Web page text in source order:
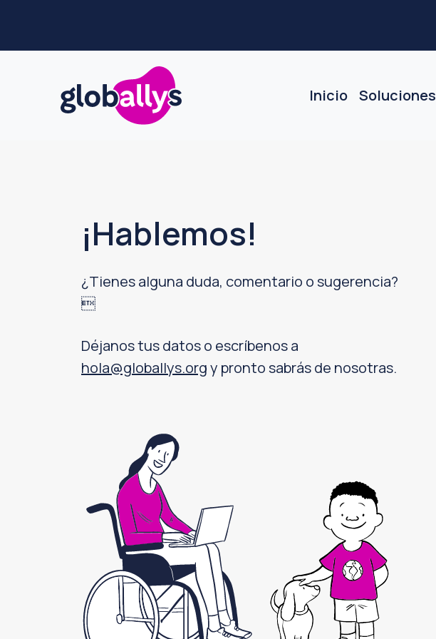
Inicio Soluciones
Buscar:
¡Hablemos!
¿Tienes alguna duda, comentario o sugerencia?

Déjanos tus datos o escríbenos a
hola@globallys.orgy pronto sabrás de nosotras.